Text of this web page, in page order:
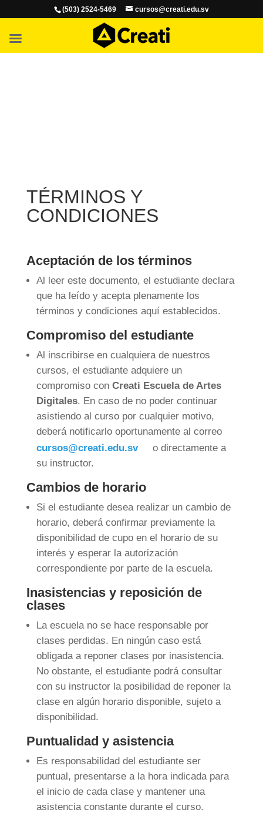
(503) 2524-5469 cursos@creati.edu.sv
TÉRMINOS Y
CONDICIONES
Aceptación de los términos
Al leer este documento, el estudiante declara
que ha leído y acepta plenamente los
términos y condiciones aquí establecidos.
Compromiso del estudiante
Al inscribirse en cualquiera de nuestros
cursos, el estudiante adquiere un
compromiso con Creati Escuela de Artes
Digitales. En caso de no poder continuar
asistiendo al curso por cualquier motivo,
deberá notificarlo oportunamente al correo
cursos@creati.edu.sv
o directamente a
su instructor.
Cambios de horario
Si el estudiante desea realizar un cambio de
horario, deberá confirmar previamente la
disponibilidad de cupo en el horario de su
interés y esperar la autorización
correspondiente por parte de la escuela.
Inasistencias y reposición de
clases
La escuela no se hace responsable por
clases perdidas. En ningún caso está
obligada a reponer clases por inasistencia.
No obstante, el estudiante podrá consultar
con su instructor la posibilidad de reponer la
clase en algún horario disponible, sujeto a
disponibilidad.
Puntualidad y asistencia
Es responsabilidad del estudiante ser
puntual, presentarse a la hora indicada para
el inicio de cada clase y mantener una
asistencia constante durante el curso.